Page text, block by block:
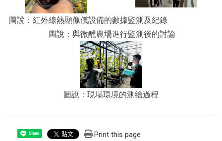
圖說：紅外線熱顯像儀設備的數據監測及紀錄
圖說：與微醺農場進行監測後的討論
圖說：現場環境的測繪過程
Share Print this page